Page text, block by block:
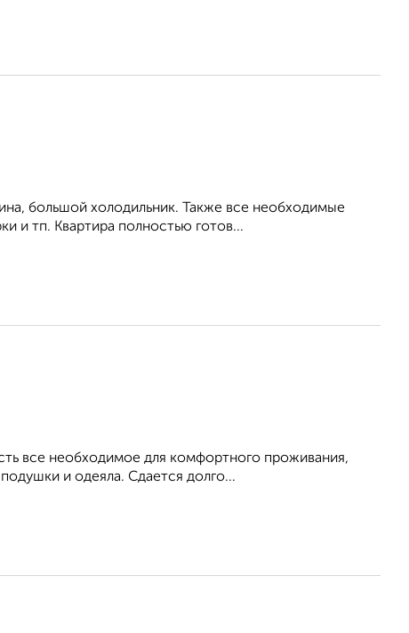
большой холодильник. Также все необходимые
и тп. Квартира полностью готов...
все необходимое для комфортного проживания,
и одеяла. Сдается долго...